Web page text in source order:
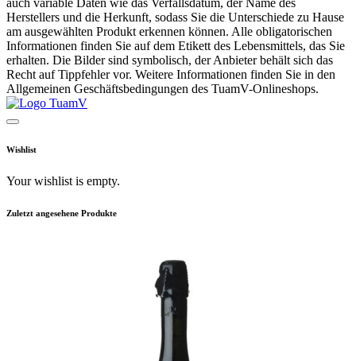
auch variable Daten wie das Verfallsdatum, der Name des
Herstellers und die Herkunft, sodass Sie die Unterschiede zu Hause
am ausgewählten Produkt erkennen können. Alle obligatorischen
Informationen finden Sie auf dem Etikett des Lebensmittels, das Sie
erhalten. Die Bilder sind symbolisch, der Anbieter behält sich das
Recht auf Tippfehler vor. Weitere Informationen finden Sie in den
Allgemeinen Geschäftsbedingungen des TuamV-Onlineshops.
Wishlist
Your wishlist is empty.
Zuletzt angesehene Produkte